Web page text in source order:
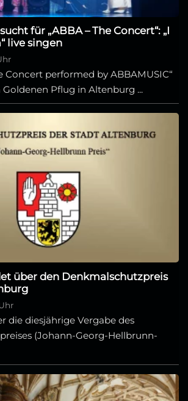
für „ABBA – The Concert“: „I
live singen
Concert performed by ABBAMUSIC“
Goldenen Pflug in Altenburg ...
über den Denkmalschutzpreis
die diesjährige Vergabe des
(Johann-Georg-Hellbrunn-